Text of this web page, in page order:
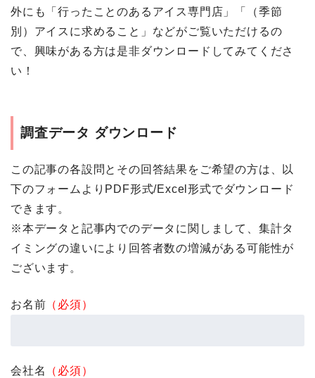
外にも「行ったことのあるアイス専門店」「（季節
別）アイスに求めること」などがご覧いただけるの
で、興味がある方は是非ダウンロードしてみてくださ
い！
調査データ ダウンロード
この記事の各設問とその回答結果をご希望の方は、以
下のフォームよりPDF形式/Excel形式でダウンロード
できます。
※本データと記事内でのデータに関しまして、集計タ
イミングの違いにより回答者数の増減がある可能性が
ございます。
お名前 （必須）
会社名 （必須）